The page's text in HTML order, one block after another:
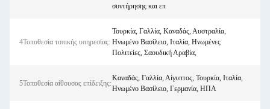
συντήρησης και επ
4Τοποθεσία τοπικής υπηρεσίας:
Τουρκία, Γαλλία, Καναδάς, Αυστραλία,
Ηνωμένο Βασίλειο, Ιταλία, Ηνωμένες
Πολιτείες, Σαουδική Αραβία,
5Τοποθεσία αίθουσας επίδειξης:
Καναδάς, Γαλλία, Αίγυπτος, Τουρκία, Ιταλία,
Ηνωμένο Βασίλειο, Γερμανία, ΗΠΑ